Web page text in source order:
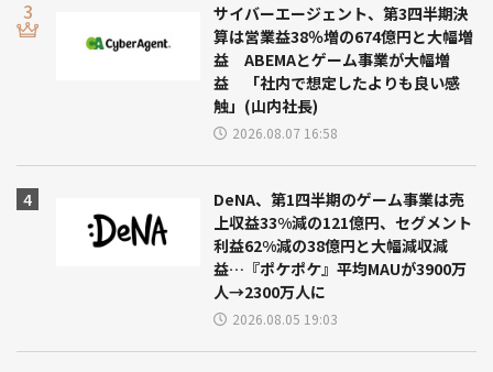
サイバーエージェント、第3四半期決
算は営業益38％増の674億円と大幅増
益 ABEMAとゲーム事業が大幅増
益 「社内で想定したよりも良い感
触」(山内社長)
2026.08.07 16:58
DeNA、第1四半期のゲーム事業は売
上収益33%減の121億円、セグメント
利益62%減の38億円と大幅減収減
益…『ポケポケ』平均MAUが3900万
人→2300万人に
2026.08.05 19:03